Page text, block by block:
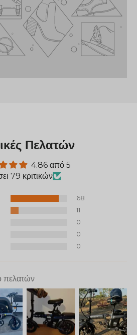
Πελατών
4.86 από 5
79 κριτικών
68
11
0
0
0
πελατών